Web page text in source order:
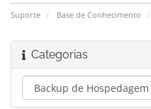
Suporte Base de Conhecimento
Categorias